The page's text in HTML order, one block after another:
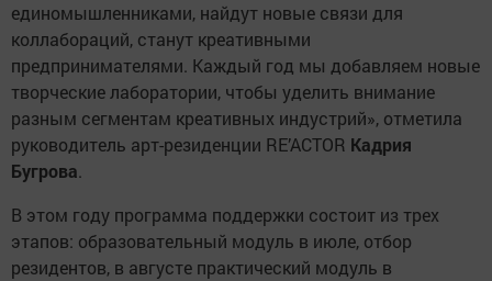
единомышленниками, найдут новые связи для
коллабораций, станут креативными
предпринимателями. Каждый год мы добавляем новые
творческие лаборатории, чтобы уделить внимание
разным сегментам креативных индустрий», отметила
руководитель арт-резиденции RE’ACTOR Кадрия
Бугрова.
В этом году программа поддержки состоит из трех
этапов: образовательный модуль в июле, отбор
резидентов, в августе практический модуль в